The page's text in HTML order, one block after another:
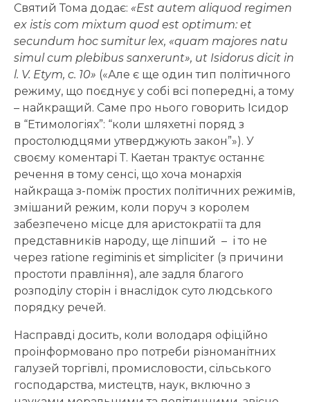
Святий Тома додає: «Est autem aliquod regimen
ex istis com mixtum quod est optimum: et
secundum hoc sumitur lex, «quam majores natu
simul cum plebibus sanxerunt», ut Isidorus dicit in
l. V. Etym, c. 10» («Але є ще один тип політичного
режиму, що поєднує у собі всі попередні, а тому
– найкращий. Саме про нього говорить Ісидор
в “Етимологіях”: “коли шляхетні поряд з
простолюдцями утверджують закон”»). У
своєму коментарі Т. Каетан трактує останнє
речення в тому сенсі, що хоча монархія
найкраща з-поміж простих політичних режимів,
змішаний режим, коли поруч з королем
забезпечено місце для аристократії та для
представників народу, ще ліпший – і то не
через ratione regiminis et simpliciter (з причини
простоти правління), але задля благого
розподілу сторін і внаслідок суто людського
порядку речей.
Насправді досить, коли володаря офіційно
проінформовано про потреби різноманітних
галузей торгівлі, промисловости, сільського
господарства, мистецтв, наук, включно з